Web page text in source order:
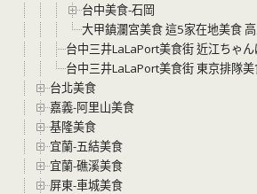
台中美食-石岡
大甲鎮瀾宮美食 這5家在地美食
台中三井LaLaPort美食街 近江ちゃ
台中三井LaLaPort美食街 東京排隊
台北美食
嘉義-阿里山美食
基隆美食
宜蘭-五結美食
宜蘭-礁溪美食
屏東-車城美食